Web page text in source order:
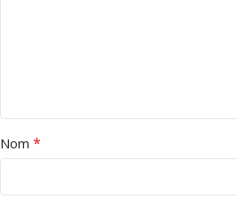
Nom *